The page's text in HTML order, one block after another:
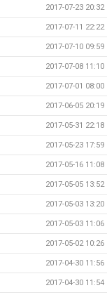
2017-07-23 20:32
2017-07-11 22:22
2017-07-10 09:59
2017-07-08 11:10
2017-07-01 08:00
2017-06-05 20:19
2017-05-31 22:18
2017-05-23 17:59
2017-05-16 11:08
2017-05-05 13:52
2017-05-03 13:20
2017-05-03 11:06
2017-05-02 10:26
2017-04-30 11:56
2017-04-30 11:54